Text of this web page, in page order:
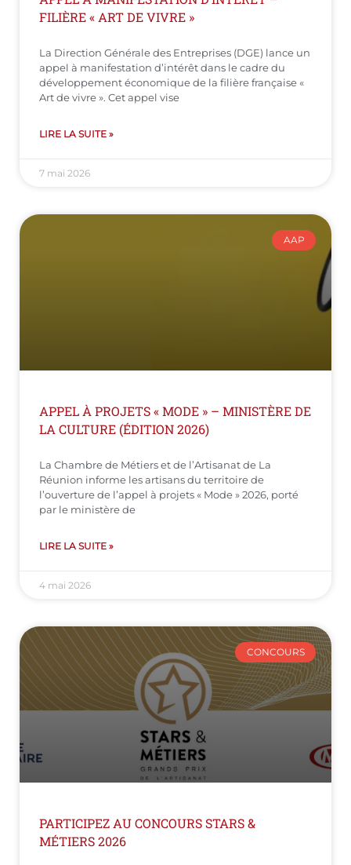
FILIÈRE « ART DE VIVRE »
La Direction Générale des Entreprises (DGE) lance un
appel à manifestation d’intérêt dans le cadre du
développement économique de la filière française «
Art de vivre ». Cet appel vise
LIRE LA SUITE »
7 mai 2026
AAP
APPEL À PROJETS « MODE » – MINISTÈRE DE
LA CULTURE (ÉDITION 2026)
La Chambre de Métiers et de l’Artisanat de La
Réunion informe les artisans du territoire de
l’ouverture de l’appel à projets « Mode » 2026, porté
par le ministère de
LIRE LA SUITE »
4 mai 2026
CONCOURS
PARTICIPEZ AU CONCOURS STARS &
MÉTIERS 2026